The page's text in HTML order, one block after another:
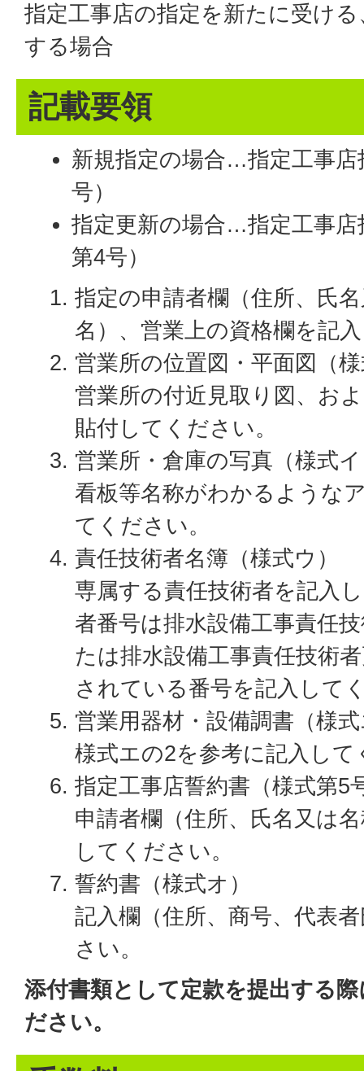
指定工事店の指定を新たに受け
する場合
記載要領
新規指定の場合…指定工事店
号）
指定更新の場合…指定工事店
第4号）
指定の申請者欄（住所、氏
名）、営業上の資格欄を記
営業所の位置図・平面図（
営業所の付近見取り図、お
貼付してください。
営業所・倉庫の写真（様式
看板等名称がわかるような
てください。
責任技術者名簿（様式ウ）
専属する責任技術者を記入
者番号は排水設備工事責任
たは排水設備工事責任技術
されている番号を記入して
営業用器材・設備調書（様
様式エの2を参考に記入して
指定工事店誓約書（様式第5
申請者欄（住所、氏名又は
してください。
誓約書（様式オ）
記入欄（住所、商号、代表
さい。
添付書類として定款を提出する
ださい。